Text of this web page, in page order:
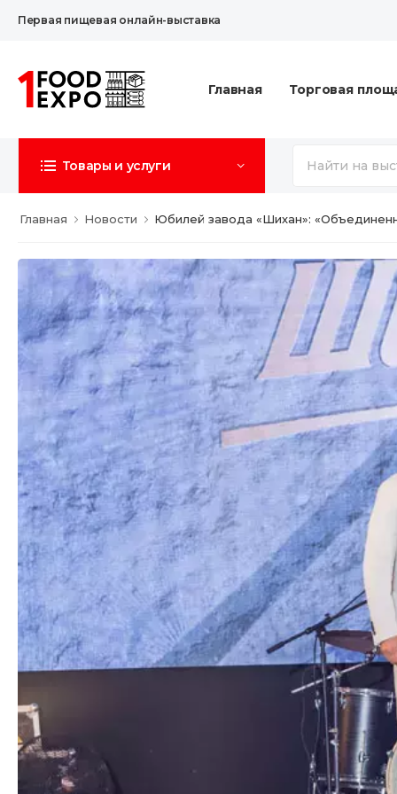
Первая пищевая онлайн-выставка
Главная Торговая
Товары и услуги
Главная Новости Юбилей завода «Шихан»: